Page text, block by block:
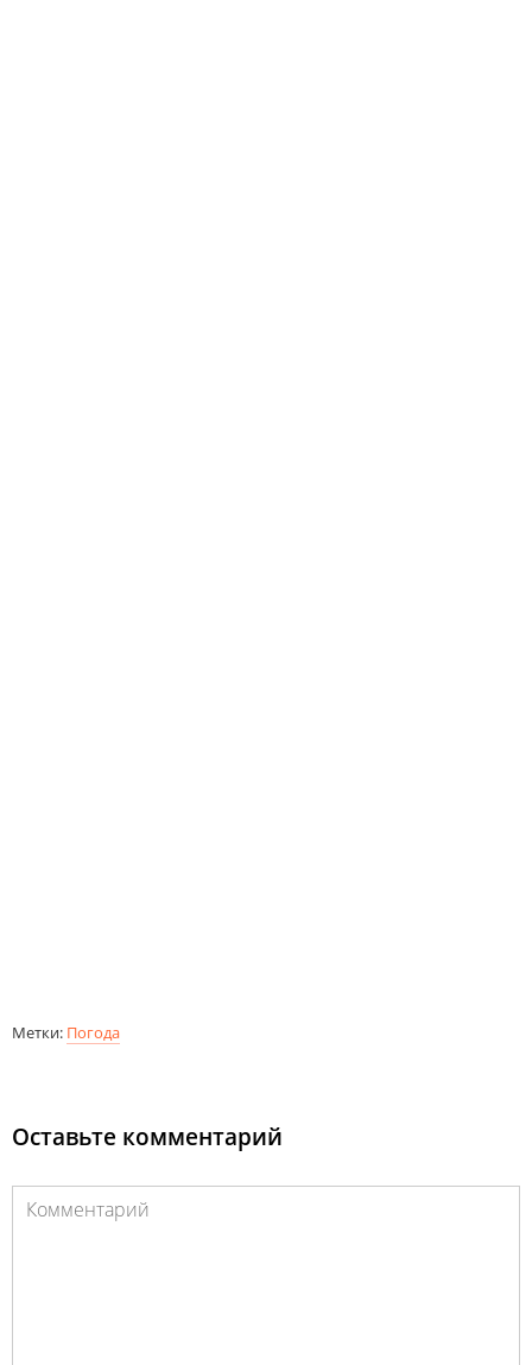
Метки: Погода
Оставьте комментарий